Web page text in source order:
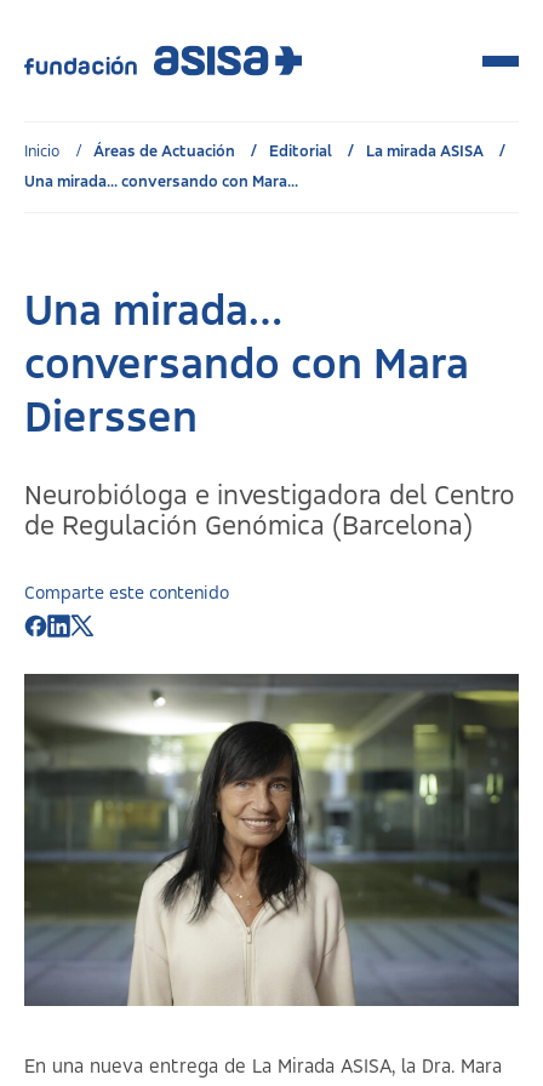
Inicio Áreas de Actuación Editorial
La mirada ASISA
Una mirada... conversando con Mara...
Una mirada…
conversando con Mara
Dierssen
Neurobióloga e investigadora del Centro
de Regulación Genómica (Barcelona)
Comparte este contenido
En una nueva entrega de La Mirada ASISA, la Dra. Mara